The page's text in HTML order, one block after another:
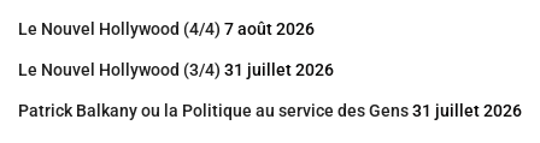
Le Nouvel Hollywood (4/4) 7 août 2026
Le Nouvel Hollywood (3/4) 31 juillet 2026
Patrick Balkany ou la Politique au service des Gens31 juillet 2026